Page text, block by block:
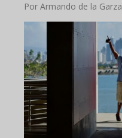
Por Armando de la Garza